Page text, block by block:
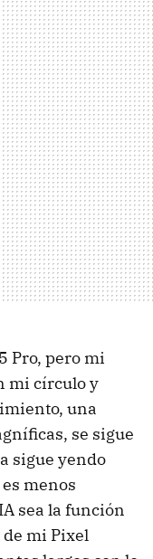
Pro, pero mi
mi círculo y
una
se sigue
sigue yendo
menos
sea la función
de mi Pixel